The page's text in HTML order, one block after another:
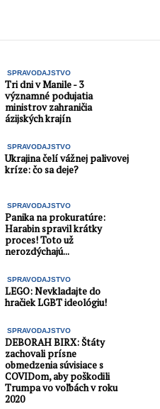
SPRAVODAJSTVO
Tri dni v Manile - 3
významné podujatia
ministrov zahraničia
ázijských krajín
SPRAVODAJSTVO
Ukrajina čelí vážnej palivovej
kríze: čo sa deje?
SPRAVODAJSTVO
Panika na prokuratúre:
Harabin spravil krátky
proces! Toto už
nerozdýchajú...
SPRAVODAJSTVO
LEGO: Nevkladajte do
hračiek LGBT ideológiu!
SPRAVODAJSTVO
DEBORAH BIRX: Štáty
zachovali prísne
obmedzenia súvisiace s
COVIDom, aby poškodili
Trumpa vo voľbách v roku
2020